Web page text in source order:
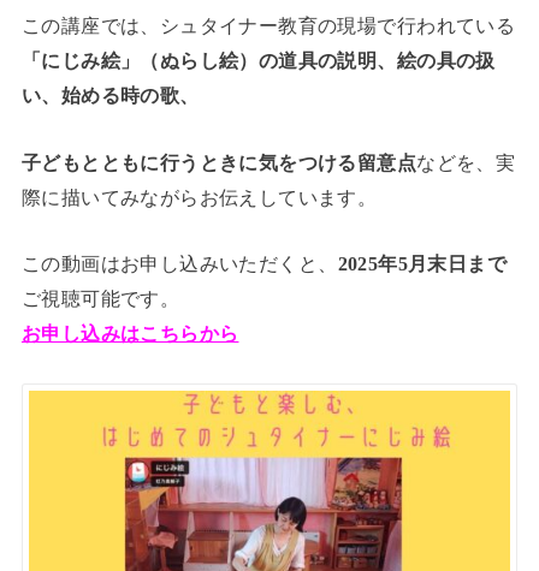
この講座では、シュタイナー教育の現場で行われている
「にじみ絵」（ぬらし絵）の道具の説明、絵の具の扱
い、始める時の歌、
子どもとともに行うときに気をつける留意点などを、実
際に描いてみながらお伝えしています。
この動画はお申し込みいただくと、 2025年5月末日まで
ご視聴可能です。
お申し込みはこちらから